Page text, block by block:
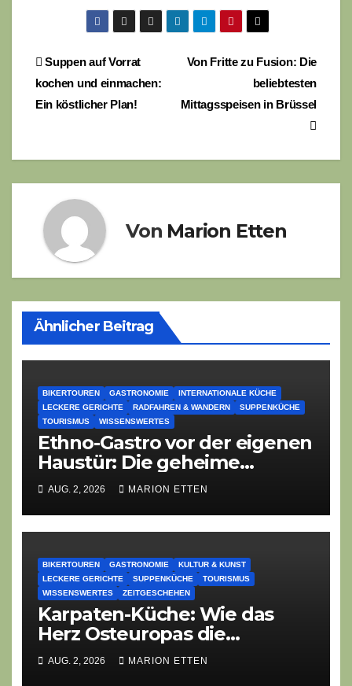
Beitragsnavigation
Von Fritte zu Fusion: Die
beliebtesten
Mittagsspeisen in Brüssel
Suppen auf Vorrat
kochen und einmachen:
Ein köstlicher Plan!
Von Marion Etten
Ähnlicher Beitrag
BIKERTOUREN GASTRONOMIE
INTERNATIONALE KÜCHE
LECKERE GERICHTE
RADFAHREN & WANDERN
SUPPENKÜCHE
TOURISMUS
WISSENSWERTES
Ethno-Gastro vor der eigenen
Haustür: Die geheime
kulinarische DNA des
Gasthofs „Zur Eiche“
AUG. 2, 2026 MARION ETTEN
BIKERTOUREN GASTRONOMIE
KULTUR & KUNST
LECKERE GERICHTE
SUPPENKÜCHE
TOURISMUS
WISSENSWERTES
ZEITGESCHEHEN
Karpaten-Küche: Wie das
Herz Osteuropas die
moderne Ethno-Gastronomie
erobert
AUG. 2, 2026 MARION ETTEN